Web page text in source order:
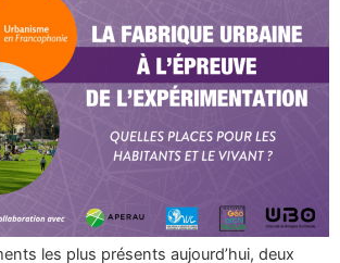
les plus présents aujourd’hui, deux